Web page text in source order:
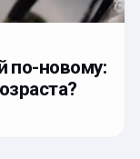
по-новому: